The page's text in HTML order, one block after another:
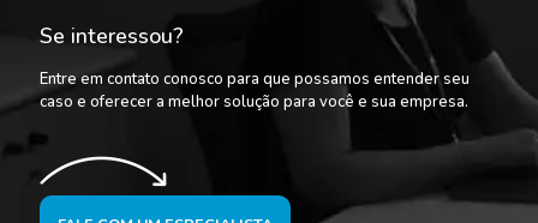
Se interessou?
Entre em contato conosco para que possamos entender seu
caso e oferecer a melhor solução para você e sua empresa.